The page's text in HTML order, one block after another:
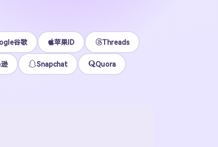
谷歌 苹果ID Threads
Snapchat Quora